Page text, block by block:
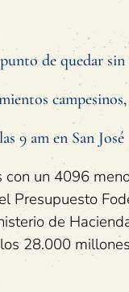
punto de quedar
9 am en San José
un 4096
Presupuesto
de
28.000